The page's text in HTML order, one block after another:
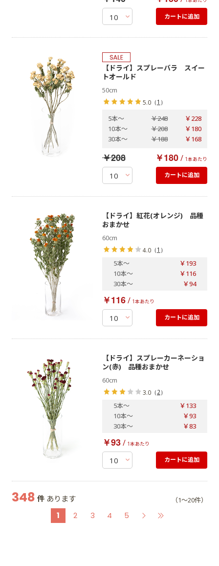
カートに追加
【ドライ】スプレーバラ スイー
トオールド
50cm
5.0 （1 ）
5本～ ￥248
￥228
10本～ ￥208
￥180
30本～ ￥188 ￥168
￥208 ￥180/ 1本あたり
カートに追加
【ドライ】紅花(オレンジ) 品種
おまかせ
60cm
4.0 （1 ）
5本～
￥193
10本～
￥116
30本～ ￥94
￥116/ 1本あたり
カートに追加
【ドライ】スプレーカーネーショ
ン(赤) 品種おまかせ
60cm
3.0 （2）
5本～
￥133
10本～
￥93
30本～ ￥83
￥93/ 1本あたり
カートに追加
348 件 あります （1～20件）
1 2 3 4 5